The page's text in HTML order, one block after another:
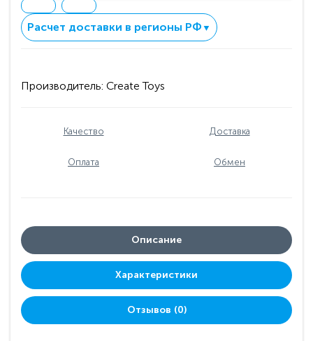
Расчет доставки в регионы РФ ▼
Производитель: Create Toys
Качество Доставка
Оплата Обмен
Описание
Характеристики
Отзывов (0)